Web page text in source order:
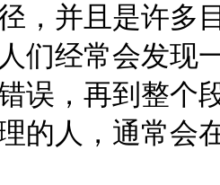
，并且是许多
们经常会发现
误，再到整个
理的人，通常